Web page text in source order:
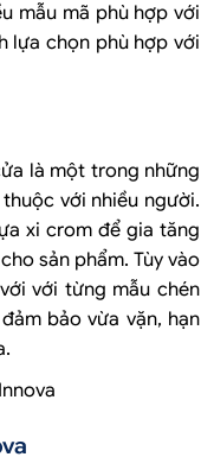
mẫu mã phù hợp với
lựa chọn phù hợp với
là một trong những
thuộc với nhiều người.
xi crom để gia tăng
sản phẩm. Tùy vào
với từng mẫu chén
bảo vừa vặn, hạn